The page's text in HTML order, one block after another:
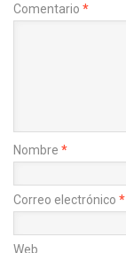
Comentario *
Nombre *
Correo electrónico *
Web